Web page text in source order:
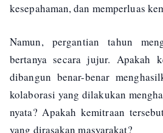
kesepahaman, dan memperluas
Namun, pergantian tahun
bertanya secara jujur. Apakah
dibangun benar-benar
kolaborasi yang dilakukan
nyata? Apakah kemitraan
yang dirasakan masyarakat?